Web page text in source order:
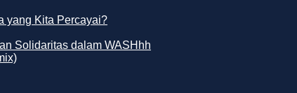
yang Kita Percayai?
Solidaritas dalam WASHhh